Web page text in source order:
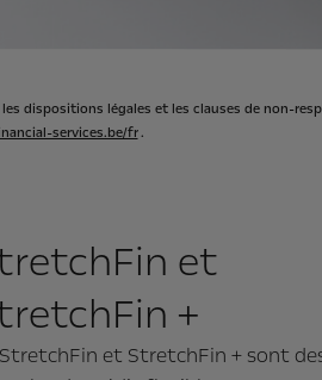
dispositions légales et les clauses de non-
services.be/fr.
et
+
et StretchFin + sont